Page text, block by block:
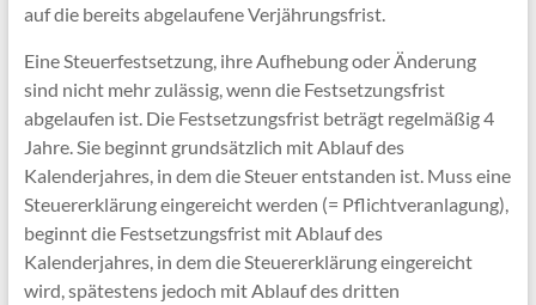
auf die bereits abgelaufene Verjährungsfrist.
Eine Steuerfestsetzung, ihre Aufhebung oder Änderung
sind nicht mehr zulässig, wenn die Festsetzungsfrist
abgelaufen ist. Die Festsetzungsfrist beträgt regelmäßig 4
Jahre. Sie beginnt grundsätzlich mit Ablauf des
Kalenderjahres, in dem die Steuer entstanden ist. Muss eine
Steuererklärung eingereicht werden (= Pflichtveranlagung),
beginnt die Festsetzungsfrist mit Ablauf des
Kalenderjahres, in dem die Steuererklärung eingereicht
wird, spätestens jedoch mit Ablauf des dritten